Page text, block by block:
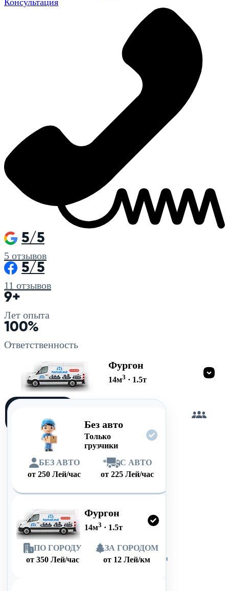
5/5
5 отзывов
5/5
11 отзывов
9+
Лет опыта
100%
Ответственность
Фургон
14м3 · 1.5т
Без авто
Только
грузчики
БЕЗ АВТО
от250 Лей/час
*
С АВТО
от 225 Лей/час
Фургон
14м3 · 1.5т
ПО ГОРОДУ
от 350 Лей/час
ЗА ГОРОДОМ
от 12 Лей/км